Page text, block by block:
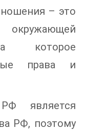
– это
которое
права и
является
РФ, поэтому